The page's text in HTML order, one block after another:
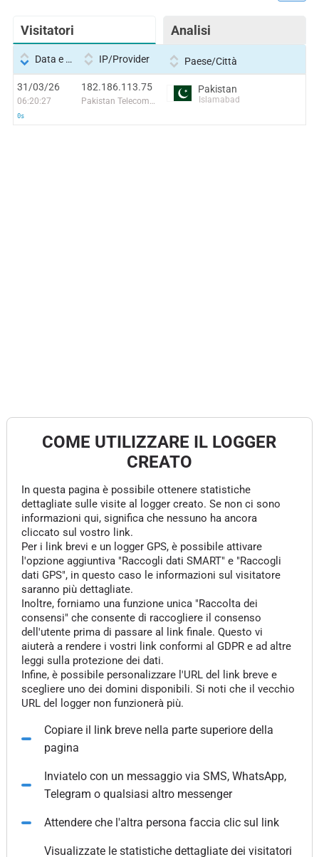
Visitatori Analisi
Data e ora IP/Provider Paese/Città
31/03/26
06:20:27
0s
182.186.113.75
Pakistan Telecommuication company limited
Pakistan
Islamabad
COME UTILIZZARE IL LOGGER
CREATO
In questa pagina è possibile ottenere statistiche
dettagliate sulle visite al logger creato. Se non ci sono
informazioni qui, significa che nessuno ha ancora
cliccato sul vostro link.
Per i link brevi e un logger GPS, è possibile attivare
l'opzione aggiuntiva "Raccogli dati SMART" e "Raccogli
dati GPS", in questo caso le informazioni sul visitatore
saranno più dettagliate.
Inoltre, forniamo una funzione unica "Raccolta dei
consensi" che consente di raccogliere il consenso
dell'utente prima di passare al link finale. Questo vi
aiuterà a rendere i vostri link conformi al GDPR e ad altre
leggi sulla protezione dei dati.
Infine, è possibile personalizzare l'URL del link breve e
scegliere uno dei domini disponibili. Si noti che il vecchio
URL del logger non funzionerà più.
Copiare il link breve nella parte superiore della
pagina
Inviatelo con un messaggio via SMS, WhatsApp,
Telegram o qualsiasi altro messenger
Attendere che l'altra persona faccia clic sul link
Visualizzate le statistiche dettagliate dei visitatori